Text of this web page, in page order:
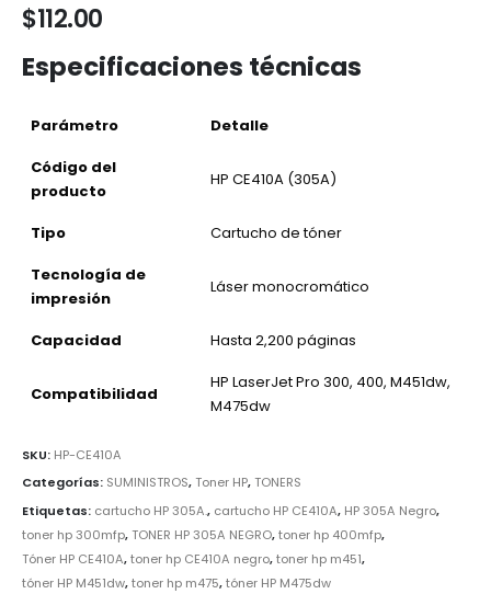
$112.00
Especificaciones técnicas
Parámetro
Detalle
Código del
producto
HP CE410A (305A)
Tipo
Cartucho de tóner
Tecnología de
impresión
Láser monocromático
Capacidad Hasta 2,200 páginas
Compatibilidad
HP LaserJet Pro 300, 400, M451dw,
M475dw
SKU: HP-CE410A
Categorías: SUMINISTROS,Toner HP,TONERS
Etiquetas: cartucho HP 305A., cartucho HP CE410A, HP 305A Negro,
toner hp 300mfp,TONER HP 305A NEGRO,toner hp 400mfp,
Tóner HP CE410A,toner hp CE410A negro,toner hp m451,
tóner HP M451dw,toner hp m475,tóner HP M475dw